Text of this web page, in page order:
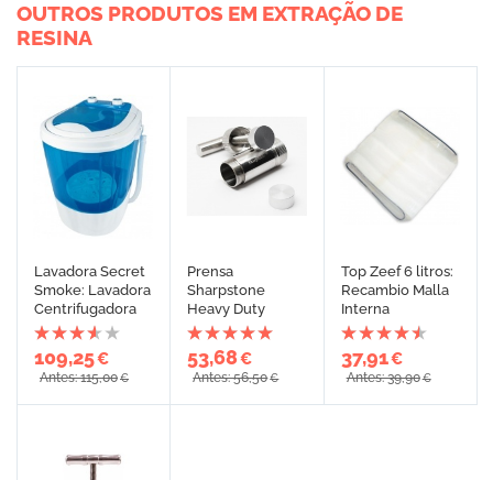
OUTROS PRODUTOS EM EXTRAÇÃO DE
RESINA
Lavadora Secret
Smoke: Lavadora
Centrifugadora
109,25€
Antes: 115,00€
Prensa
Sharpstone
Heavy Duty
53,68€
Antes: 56,50€
Top Zeef 6 litros:
Recambio Malla
Interna
37,91€
Antes: 39,90€